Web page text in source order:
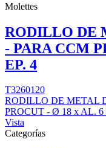
Molettes
RODILLO DE
- PARA CCM
EP. 4
T3260120
RODILLO DE METAL
PROCUT - Ø 18 x AL. 6
Vista
Categorías